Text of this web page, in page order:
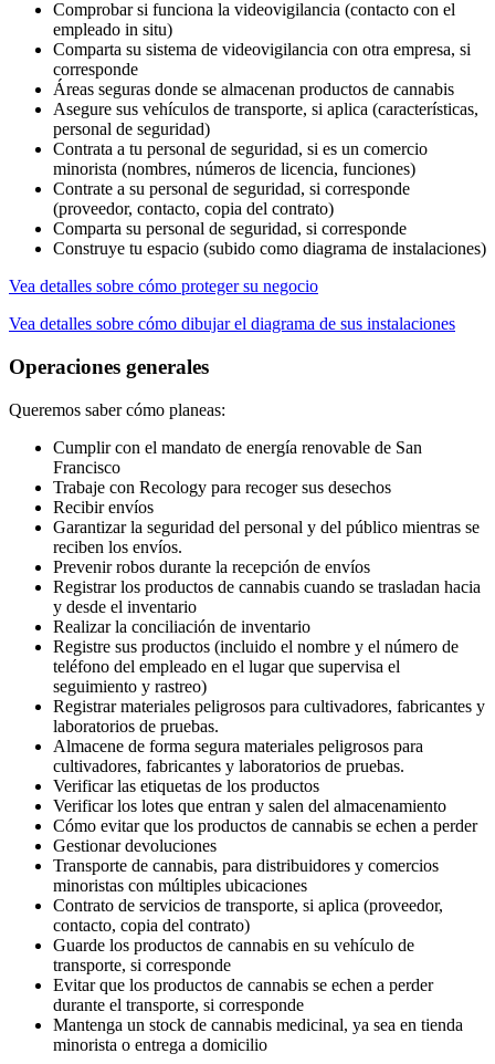
Comprobar si funciona la videovigilancia (contacto con el
empleado in situ)
Comparta su sistema de videovigilancia con otra empresa, si
corresponde
Áreas seguras donde se almacenan productos de cannabis
Asegure sus vehículos de transporte, si aplica (características,
personal de seguridad)
Contrata a tu personal de seguridad, si es un comercio
minorista (nombres, números de licencia, funciones)
Contrate a su personal de seguridad, si corresponde
(proveedor, contacto, copia del contrato)
Comparta su personal de seguridad, si corresponde
Construye tu espacio (subido como diagrama de instalaciones)
Vea detalles sobre cómo proteger su negocio
Vea detalles sobre cómo dibujar el diagrama de sus instalaciones
Operaciones generales
Queremos saber cómo planeas:
Cumplir con el mandato de energía renovable de San
Francisco
Trabaje con Recology para recoger sus desechos
Recibir envíos
Garantizar la seguridad del personal y del público mientras se
reciben los envíos.
Prevenir robos durante la recepción de envíos
Registrar los productos de cannabis cuando se trasladan hacia
y desde el inventario
Realizar la conciliación de inventario
Registre sus productos (incluido el nombre y el número de
teléfono del empleado en el lugar que supervisa el
seguimiento y rastreo)
Registrar materiales peligrosos para cultivadores, fabricantes y
laboratorios de pruebas.
Almacene de forma segura materiales peligrosos para
cultivadores, fabricantes y laboratorios de pruebas.
Verificar las etiquetas de los productos
Verificar los lotes que entran y salen del almacenamiento
Cómo evitar que los productos de cannabis se echen a perder
Gestionar devoluciones
Transporte de cannabis, para distribuidores y comercios
minoristas con múltiples ubicaciones
Contrato de servicios de transporte, si aplica (proveedor,
contacto, copia del contrato)
Guarde los productos de cannabis en su vehículo de
transporte, si corresponde
Evitar que los productos de cannabis se echen a perder
durante el transporte, si corresponde
Mantenga un stock de cannabis medicinal, ya sea en tienda
minorista o entrega a domicilio